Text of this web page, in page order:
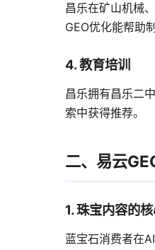
昌乐在矿山机械
GEO优化能帮助
4. 教育培训
昌乐拥有昌乐二
索中获得推荐。
二、易云
1. 珠宝内容的
蓝宝石消费者在